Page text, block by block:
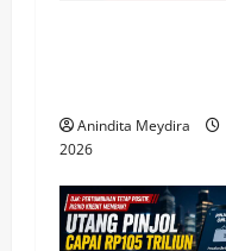
nAnindita Meydira
2026